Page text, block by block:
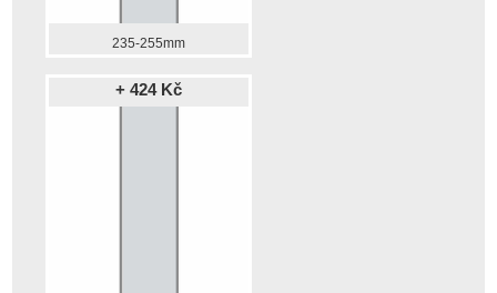
235-255mm
+ 424 Kč